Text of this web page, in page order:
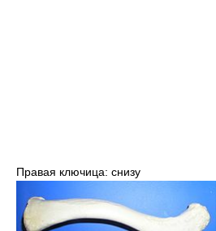
Правая ключица: снизу